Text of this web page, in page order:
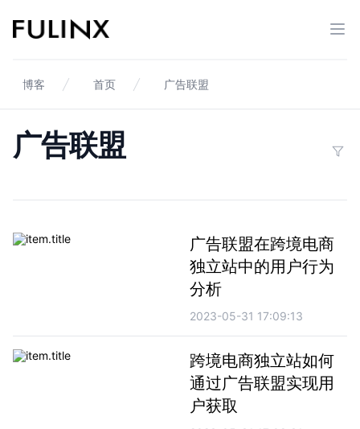
Fulinx-跨境电商独立站自建站平台
打
博客 首页 广告联盟
广告联盟
广告联盟在跨境电商
独立站中的用户行为
分析
2023-05-31 17:09:13
跨境电商独立站如何
通过广告联盟实现用
户获取